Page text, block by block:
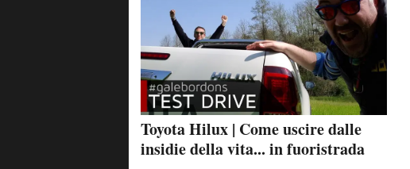
Toyota Hilux | Come uscire dalle
insidie della vita... in fuoristrada